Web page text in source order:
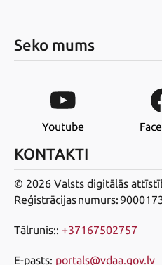
Seko mums
Youtube
KONTAKTI
© 2026 Valsts digitālās
Reģistrācijas numurs:
Tālrunis:: +37167502757
E-pasts: portals@vdaa.gov.lv